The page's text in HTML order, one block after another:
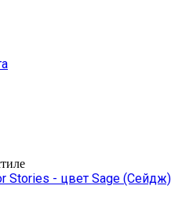
Stories - цвет Sage (Сейдж)